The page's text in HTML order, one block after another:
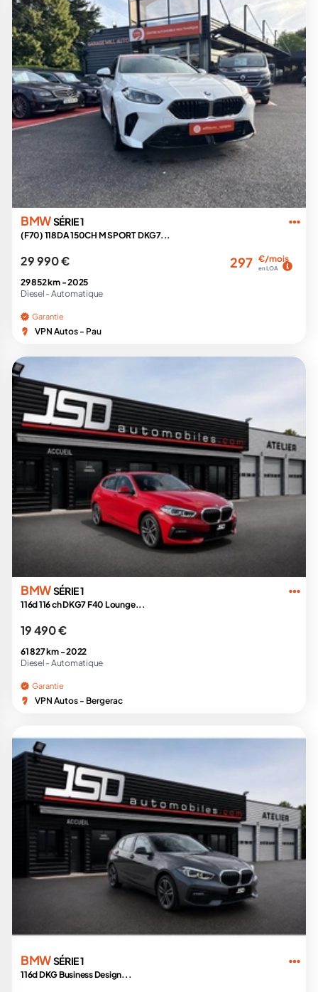
BMWSÉRIE 1
(F70) 118DA 150CH M SPORT DKG7...
29 990 € 297 €/mois
en LOA
29 852 km -2025
Diesel - Automatique
Garantie
VPN Autos - Pau
BMWSÉRIE 1
116d 116 ch DKG7 F40 Lounge...
19 490 €
61 827 km -2022
Diesel - Automatique
Garantie
VPN Autos - Bergerac
BMWSÉRIE 1
116d DKG Business Design...